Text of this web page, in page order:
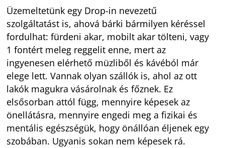
Üzemeltetünk egy Drop-in nevezetű
szolgáltatást is, ahová bárki bármilyen kéréssel
fordulhat: fürdeni akar, mobilt akar tölteni, vagy
1 fontért meleg reggelit enne, mert az
ingyenesen elérhető müzliből és kávéból már
elege lett. Vannak olyan szállók is, ahol az ott
lakók magukra vásárolnak és főznek. Ez
elsősorban attól függ, mennyire képesek az
önellátásra, mennyire engedi meg a fizikai és
mentális egészségük, hogy önállóan éljenek egy
szobában. Ugyanis sokan nem képesek rá.